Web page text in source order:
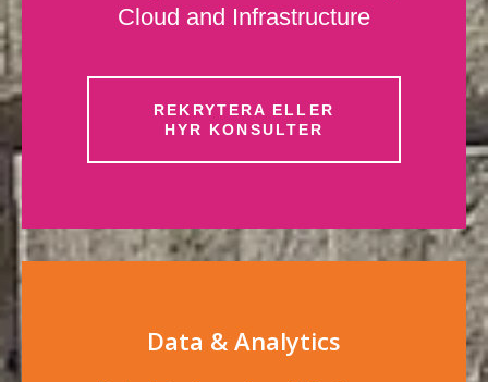
Cloud and Infrastructure
REKRYTERA ELLER
HYR KONSULTER
Data & Analytics